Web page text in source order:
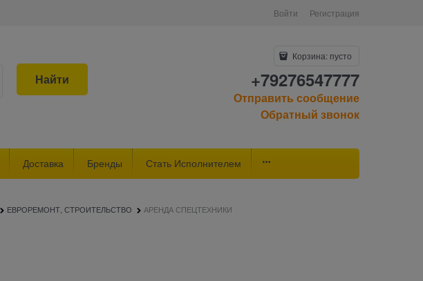
Войти Регистрация
Найти
Корзина: пусто
+79276547777
Отправить сообщение
Обратный звонок
Доставка Бренды Стать Исполнителем
ЕВРОРЕМОНТ, СТРОИТЕЛЬСТВО АРЕНДА СПЕЦТЕХНИКИ